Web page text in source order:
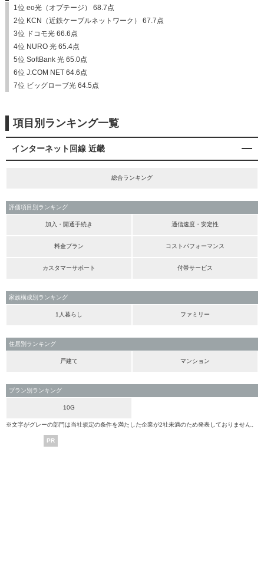
1位 eo光（オプテージ） 68.7点
2位 KCN（近鉄ケーブルネットワーク） 67.7点
3位 ドコモ光 66.6点
4位 NURO 光 65.4点
5位 SoftBank 光 65.0点
6位 J:COM NET 64.6点
7位 ビッグローブ光 64.5点
項目別ランキング一覧
インターネット回線 近畿
総合ランキング
評価項目別ランキング
加入・開通手続き 通信速度・安定性
料金プラン コストパフォーマンス
カスタマーサポート 付帯サービス
家族構成別ランキング
1人暮らし ファミリー
住居別ランキング
戸建て マンション
プラン別ランキング
10G
※文字がグレーの部門は当社規定の条件を満たした企業が2社未満のため発表しておりません。
PR